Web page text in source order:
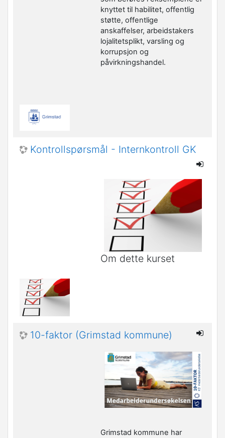
knyttet til habilitet, offentlig
støtte, offentlige
anskaffelser, arbeidstakers
lojalitetsplikt, varsling og
korrupsjon og
påvirkningshandel.
Kontrollspørsmål - Internkontroll GK
Om dette kurset
10-faktor (Grimstad kommune)
Grimstad kommune har